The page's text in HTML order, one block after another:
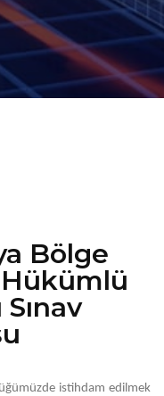
Bölge
istihdam edilmek